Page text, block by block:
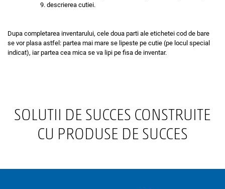
descrierea cutiei.
Dupa completarea inventarului, cele doua parti ale etichetei cod de bare
se vor plasa astfel: partea mai mare se lipeste pe cutie (pe locul special
indicat), iar partea cea mica se va lipi pe fisa de inventar.
SOLUTII DE SUCCES CONSTRUITE
CU PRODUSE DE SUCCES